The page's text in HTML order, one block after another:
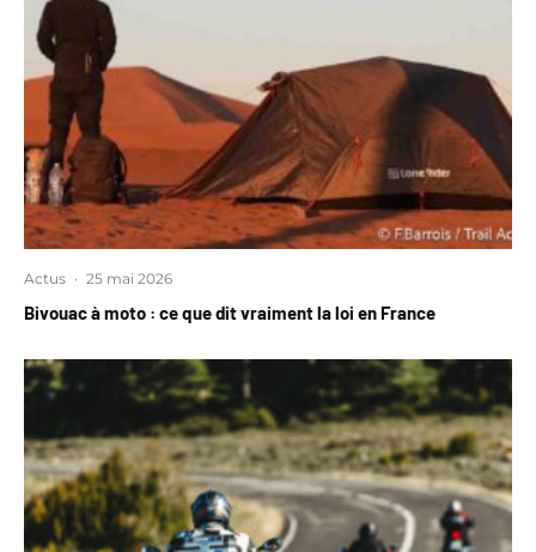
Actus · 25 mai 2026
Bivouac à moto : ce que dit vraiment la loi en France